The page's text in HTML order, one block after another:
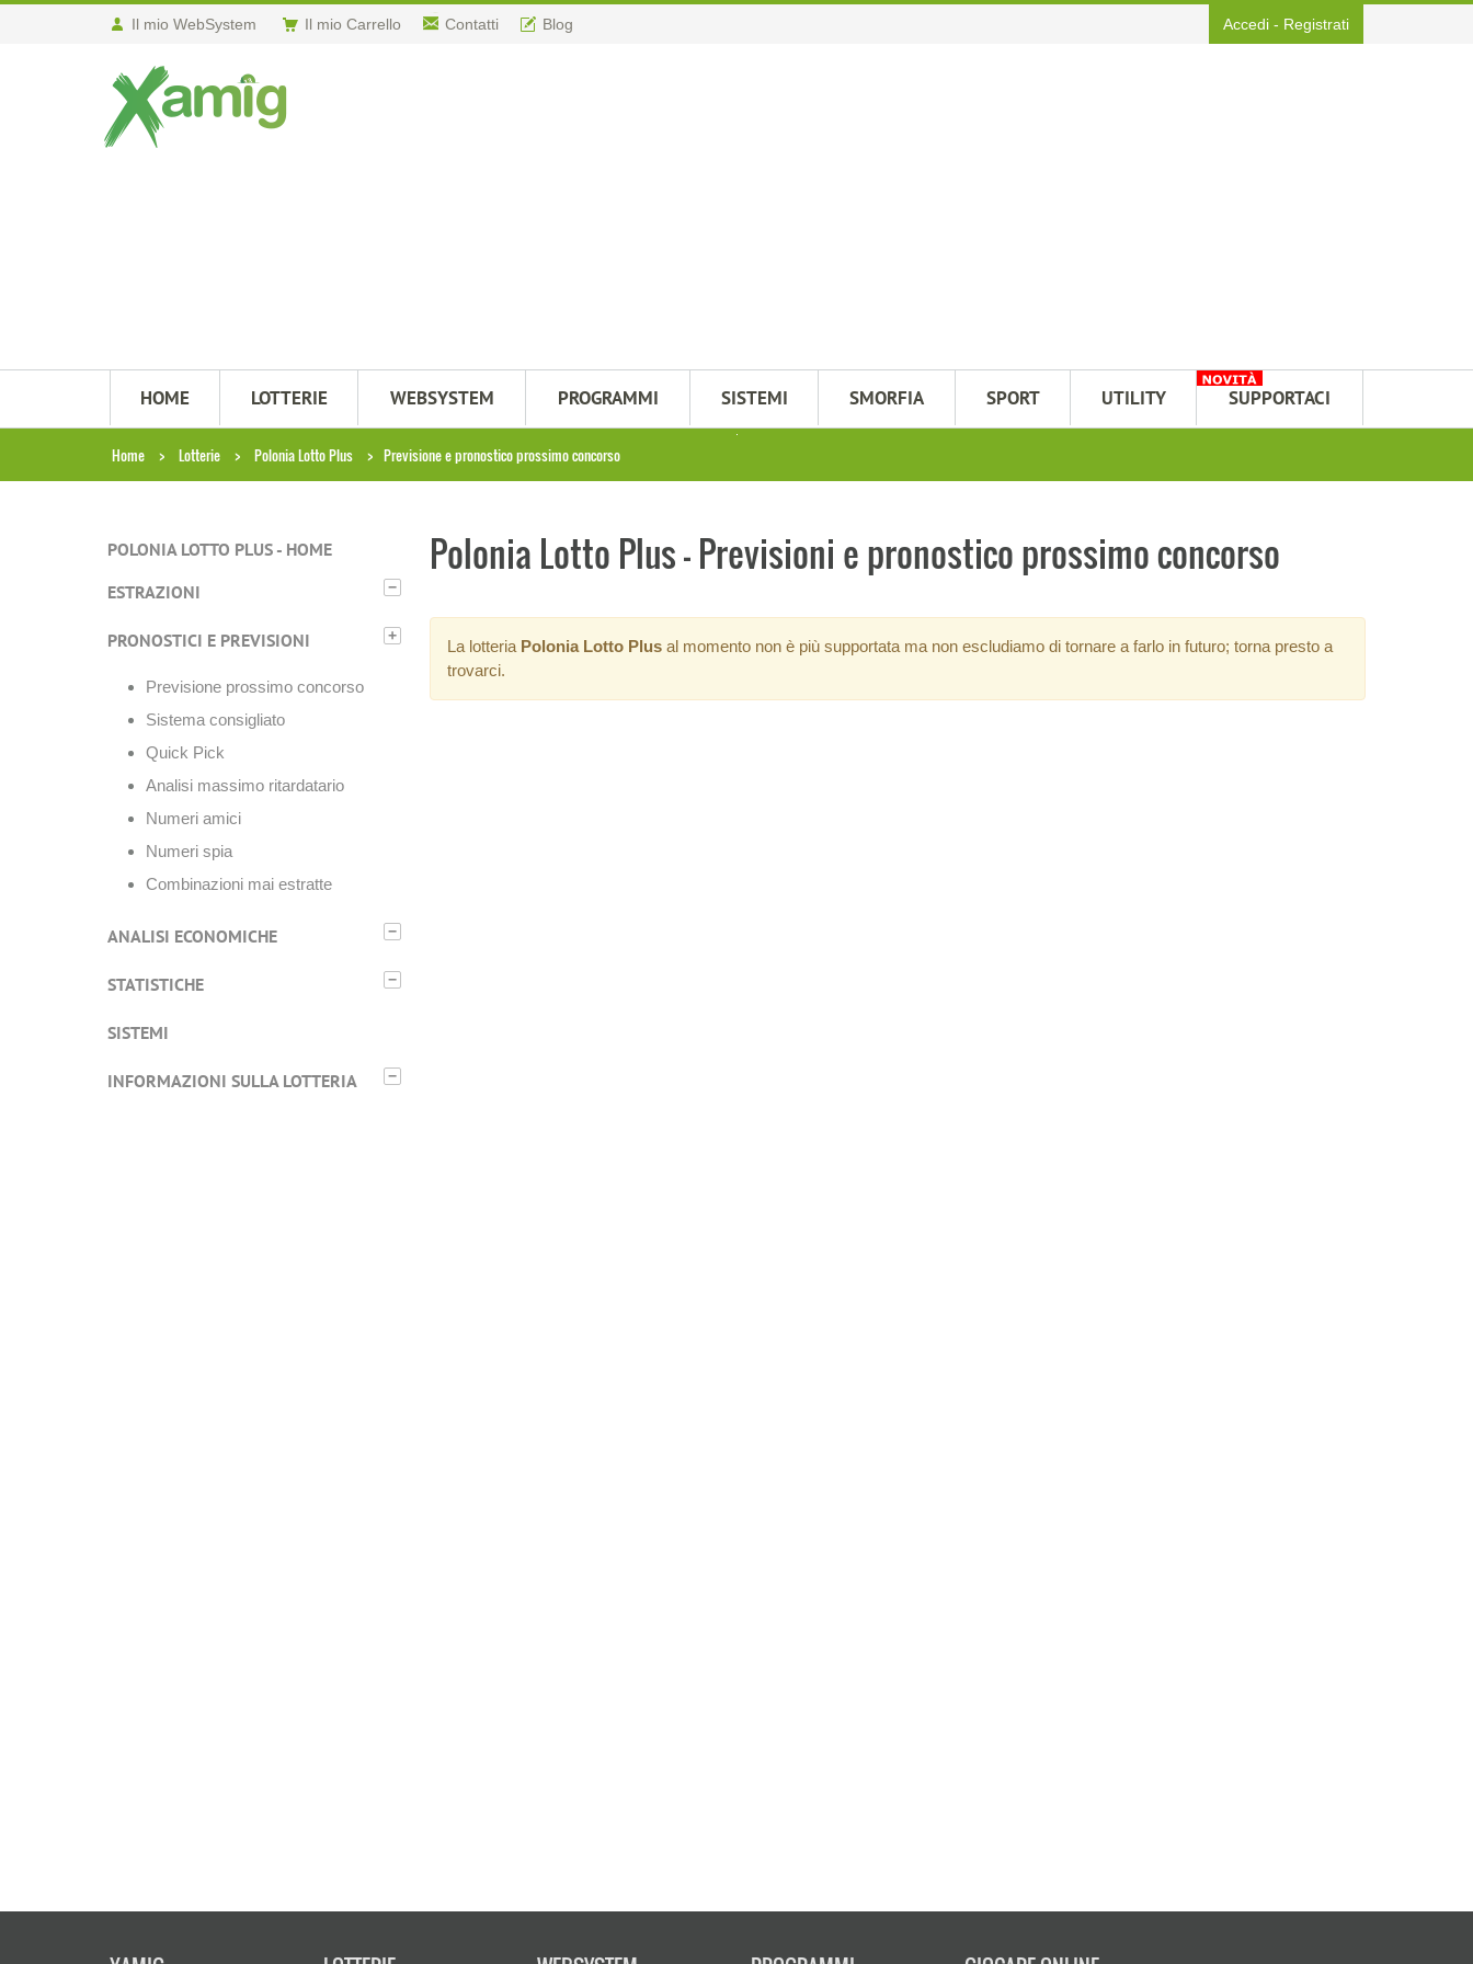
Il mio WebSystem Il mio Carrello Contatti Blog Accedi - Registrati
HOME LOTTERIE WEBSYSTEM PROGRAMMI SISTEMI SMORFIA SPORT UTILITY SUPPORTACI
Home Lotterie Polonia Lotto Plus Previsione e pronostico prossimo concorso
POLONIA LOTTO PLUS - HOME
ESTRAZIONI
−
PRONOSTICI E PREVISIONI +
Previsione prossimo concorso
Sistema consigliato
Quick Pick
Analisi massimo ritardatario
Numeri amici
Numeri spia
Combinazioni mai estratte
ANALISI ECONOMICHE −
STATISTICHE −
SISTEMI
INFORMAZIONI SULLA LOTTERIA −
Polonia Lotto Plus - Previsioni e pronostico prossimo concorso
La lotteria Polonia Lotto Plusal momento non è più supportata ma non escludiamo di tornare a farlo in futuro; torna presto a
trovarci.